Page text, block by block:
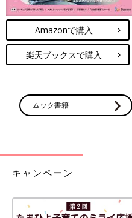
Amazonで購入
楽天ブックスで購入
ムック書籍
キャンペーン